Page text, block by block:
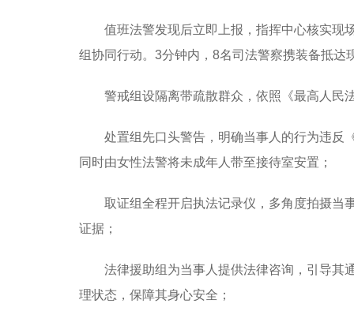
值班法警发现后立即上报，指挥中心核实现
组协同行动。3分钟内，8名司法警察携装备抵达
警戒组设隔离带疏散群众，依照《最高人民
处置组先口头警告，明确当事人的行为违反
同时由女性法警将未成年人带至接待室安置；
取证组全程开启执法记录仪，多角度拍摄当
证据；
法律援助组为当事人提供法律咨询，引导其
理状态，保障其身心安全；